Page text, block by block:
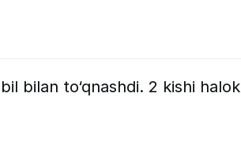
bilan to‘qnashdi. 2 kishi halok